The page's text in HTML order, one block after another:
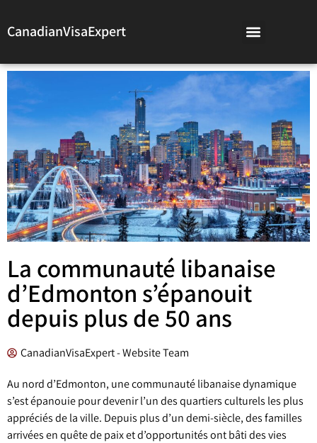
CanadianVisaExpert
La communauté libanaise
d’Edmonton s’épanouit
depuis plus de 50 ans
CanadianVisaExpert - Website Team
Au nord d’Edmonton, une communauté libanaise dynamique
s’est épanouie pour devenir l’un des quartiers culturels les plus
appréciés de la ville. Depuis plus d’un demi-siècle, des familles
arrivées en quête de paix et d’opportunités ont bâti des vies